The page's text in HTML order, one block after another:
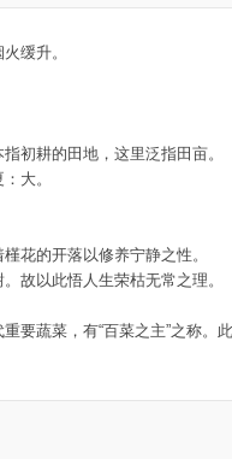
缓升。
初耕的田地，这里泛指田亩。
大。
花的开落以修养宁静之性。
故以此悟人生荣枯无常之理。
要蔬菜，有“百菜之主”之称。此